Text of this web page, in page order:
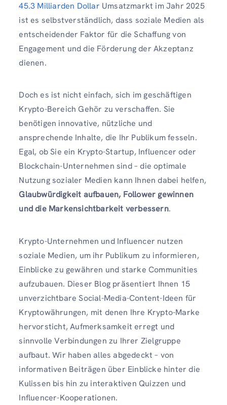
45.3 Milliarden Dollar Umsatzmarkt im Jahr 2025
ist es selbstverständlich, dass soziale Medien als
entscheidender Faktor für die Schaffung von
Engagement und die Förderung der Akzeptanz
dienen.
Doch es ist nicht einfach, sich im geschäftigen
Krypto-Bereich Gehör zu verschaffen. Sie
benötigen innovative, nützliche und
ansprechende Inhalte, die Ihr Publikum fesseln.
Egal, ob Sie ein Krypto-Startup, Influencer oder
Blockchain-Unternehmen sind – die optimale
Nutzung sozialer Medien kann Ihnen dabei helfen,
Glaubwürdigkeit aufbauen, Follower gewinnen
und die Markensichtbarkeit verbessern.
Krypto-Unternehmen und Influencer nutzen
soziale Medien, um ihr Publikum zu informieren,
Einblicke zu gewähren und starke Communities
aufzubauen. Dieser Blog präsentiert Ihnen 15
unverzichtbare Social-Media-Content-Ideen für
Kryptowährungen, mit denen Ihre Krypto-Marke
hervorsticht, Aufmerksamkeit erregt und
sinnvolle Verbindungen zu Ihrer Zielgruppe
aufbaut. Wir haben alles abgedeckt – von
informativen Beiträgen über Einblicke hinter die
Kulissen bis hin zu interaktiven Quizzen und
Influencer-Kooperationen.